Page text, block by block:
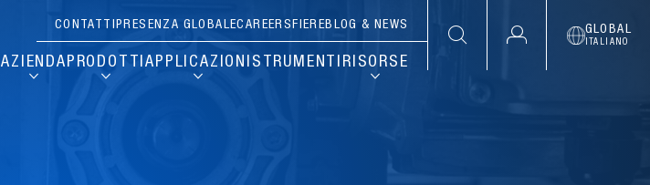
CONTATTIPRESENZA GLOBALECAREERSFIEREBLOG & NEWS
AZIENDAPRODOTTIAPPLICAZIONI STRUMENTI RISORSE
GLOBAL
ITALIANO